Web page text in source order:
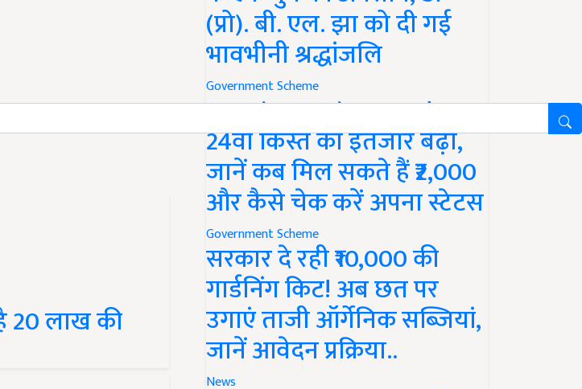
this article?
20 लाख की
(प्रो). बी. एल. झा को दी गई
भावभीनी श्रद्धांजलि
Government Scheme
PM Kisan Yojana Update:
24वीं किस्त का इंतजार बढ़ा,
जानें कब मिल सकते हैं ₹2,000
और कैसे चेक करें अपना स्टेटस
Government Scheme
सरकार दे रही ₹10,000 की
गार्डनिंग किट! अब छत पर
उगाएं ताजी ऑर्गेनिक सब्जियां,
जानें आवेदन प्रक्रिया..
News